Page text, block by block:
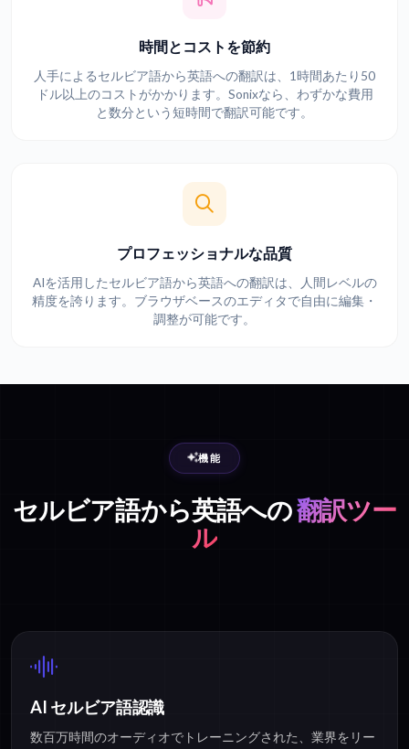
時間とコストを節約
人手によるセルビア語から英語への翻訳は、1時間あたり50
ドル以上のコストがかかります。Sonixなら、わずかな費用
と数分という短時間で翻訳可能です。
プロフェッショナルな品質
AIを活用したセルビア語から英語への翻訳は、人間レベルの
精度を誇ります。ブラウザベースのエディタで自由に編集・
調整が可能です。
機能
セルビア語から英語への翻訳ツー
ル
AI セルビア語認識
数百万時間のオーディオでトレーニングされた、業界をリー